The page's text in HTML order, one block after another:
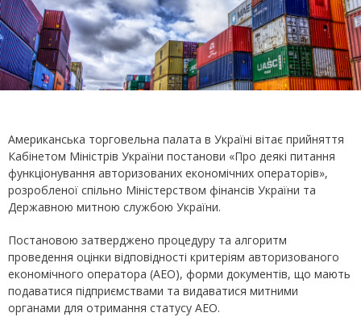
Американська торговельна палата в Україні вітає прийняття
Кабінетом Міністрів України постанови «Про деякі питання
функціонування авторизованих економічних операторів»,
розробленої спільно Міністерством фінансів України та
Державною митною службою України.
Постановою затверджено процедуру та алгоритм
проведення оцінки відповідності критеріям авторизованого
економічного оператора (АЕО), форми документів, що мають
подаватися підприємствами та видаватися митними
органами для отримання статусу АЕО.